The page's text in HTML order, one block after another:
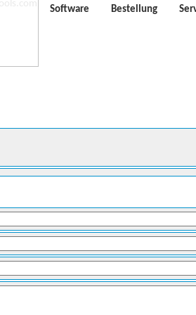
Software Bestellung